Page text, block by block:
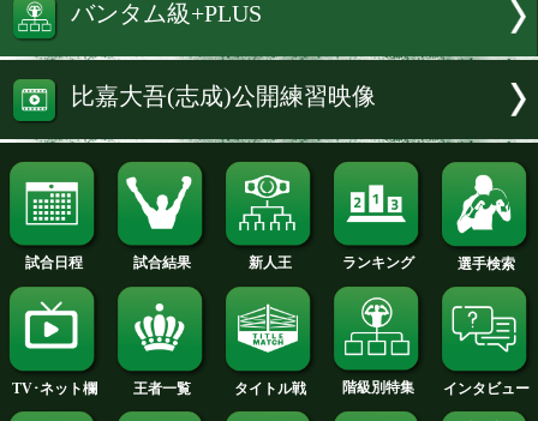
試合速報・勝ち予想結果へ
TALE OF THE TAPE
比嘉 大吾 選手名鑑へ
バンタム級+PLUS